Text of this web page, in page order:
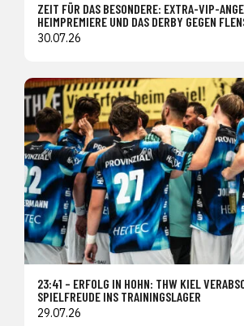
ZEIT FÜR DAS BESONDERE: EXTRA-VIP-
HEIMPREMIERE UND DAS DERBY GEGEN
30.07.26
23:41 – ERFOLG IN HOHN: THW KIEL
SPIELFREUDE INS TRAININGSLAGER
29.07.26